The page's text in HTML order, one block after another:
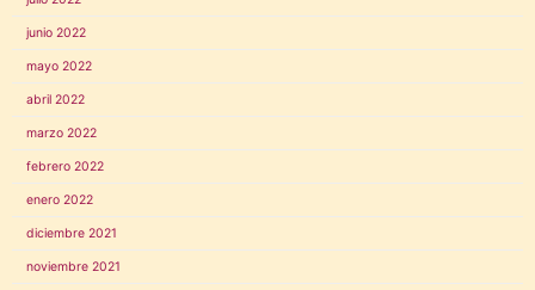
junio 2022
mayo 2022
abril 2022
marzo 2022
febrero 2022
enero 2022
diciembre 2021
noviembre 2021